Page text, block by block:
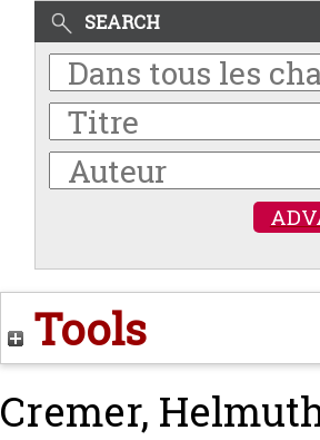
SEARCH
Tools
Cremer,